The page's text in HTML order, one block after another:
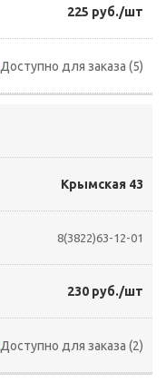
225 руб./шт
Доступно для заказа (5)
Крымская 43
8(3822)63-12-01
230 руб./шт
Доступно для заказа (2)